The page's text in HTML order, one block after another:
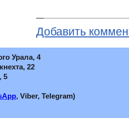
Добавить
Урала, 4
22
5
, Viber, Telegram)